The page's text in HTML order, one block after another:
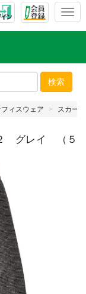
T
l
e
n
v
g
検索
フィスウェア スカート
グレイ （５